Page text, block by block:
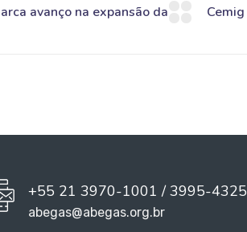
+55 21 3970-1001 / 3995-4325
abegas@abegas.org.br